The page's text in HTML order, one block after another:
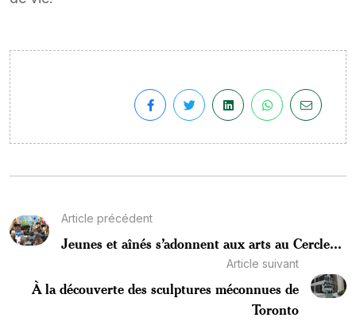
Article précédent
Jeunes et aînés s’adonnent aux arts au Cercle...
Article suivant
À la découverte des sculptures méconnues de
Toronto